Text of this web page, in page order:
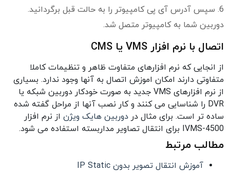
6. سپس آدرس آی پی کامپیوتر را به حالت قبل برگردانید.
دوربین شما به کامپیوتر متصل شد.
اتصال با نرم افزار VMS یا CMS
از انجایی که نرم افزارهای متفاوت ظاهر و تنظیمات کاملا
متفاوتی دارند امکان اموزش اتصال به آنها وجود ندارد. بسیاری
از نرم افزارهای VMS جدید به صورت خودکار دوربین شبکه یا
DVR را شناسایی می کنند و کار نصب آنها از مراحل گفته شده
ساده تر است. برای مثال در دوربین هایک ویژن از نرم افزار
IVMS-4500 برای انتقال تصاویر مداربسته استفاده می شود.
مطالب مرتبط
آموزش انتقال تصویر بدون IP Static